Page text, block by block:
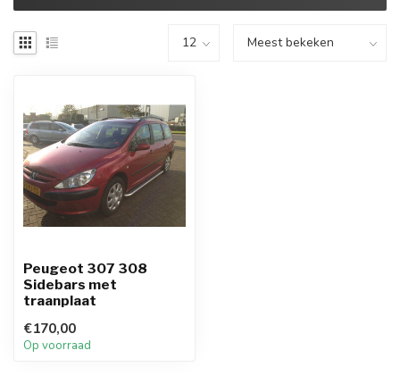
Peugeot 307 308
Sidebars met
traanplaat
€170,00
Op voorraad